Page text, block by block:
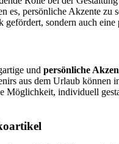
es, persönliche Akzente zu
sondern auch eine
und persönliche
aus dem Urlaub können
Möglichkeit, individuell